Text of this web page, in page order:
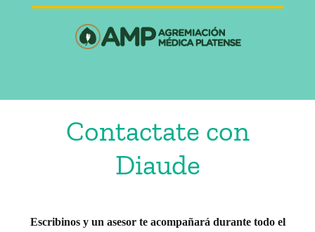
Contactate con
Diaude
Escribinos y un asesor te acompañará durante todo el